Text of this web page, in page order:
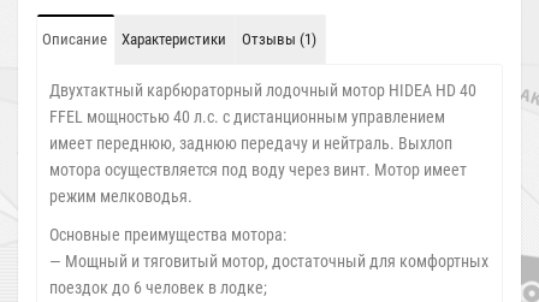
Описание Характеристики Отзывы (1)
Двухтактный карбюраторный лодочный мотор HIDEA HD 40
FFEL мощностью 40 л.с. с дистанционным управлением
имеет переднюю, заднюю передачу и нейтраль. Выхлоп
мотора осуществляется под воду через винт. Мотор имеет
режим мелководья.
Основные преимущества мотора:
— Мощный и тяговитый мотор, достаточный для комфортных
поездок до 6 человек в лодке;